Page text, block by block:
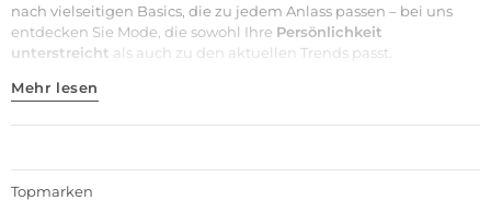
nach vielseitigen Basics, die zu jedem Anlass passen – bei uns
entdecken Sie Mode, die sowohl Ihre Persönlichkeit
unterstreicht als auch zu den aktuellen Trends passt.
Mehr lesen
Topmarken